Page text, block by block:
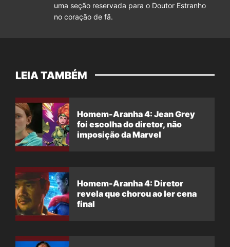
uma seção reservada para o Doutor Estranho
no coração de fã.
LEIA TAMBÉM
Homem-Aranha 4: Jean Grey
foi escolha do diretor, não
imposição da Marvel
Homem-Aranha 4: Diretor
revela que chorou ao ler cena
final